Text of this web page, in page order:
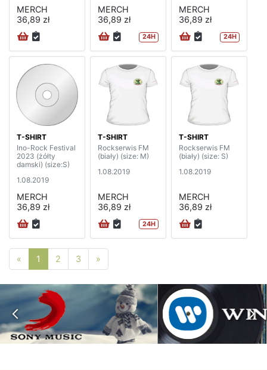
MERCH
36,89 zł
MERCH
36,89 zł
24H
MERCH
36,89 zł
24H
T-SHIRT
Ino-Rock Festival
2023 (żółty
damski) (size:S)
1.08.2019
MERCH
36,89 zł
T-SHIRT
Rockserwis FM
(biały) (size: M)
1.08.2019
MERCH
36,89 zł
24H
T-SHIRT
Rockserwis FM
(biały) (size: S)
1.08.2019
MERCH
36,89 zł
« Poprzednia strona
1 2 3 »